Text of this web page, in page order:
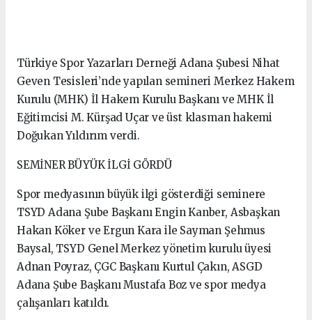
Türkiye Spor Yazarları Derneği Adana Şubesi Nihat
Geven Tesisleri’nde yapılan semineri Merkez Hakem
Kurulu (MHK) İl Hakem Kurulu Başkanı ve MHK İl
Eğitimcisi M. Kürşad Uçar ve üst klasman hakemi
Doğukan Yıldırım verdi.
SEMİNER BÜYÜK İLGİ GÖRDÜ
Spor medyasının büyük ilgi gösterdiği seminere
TSYD Adana Şube Başkanı Engin Kanber, Asbaşkan
Hakan Köker ve Ergun Kara ile Sayman Şehmus
Baysal, TSYD Genel Merkez yönetim kurulu üyesi
Adnan Poyraz, ÇGC Başkanı Kurtul Çakın, ASGD
Adana Şube Başkanı Mustafa Boz ve spor medya
çalışanları katıldı.